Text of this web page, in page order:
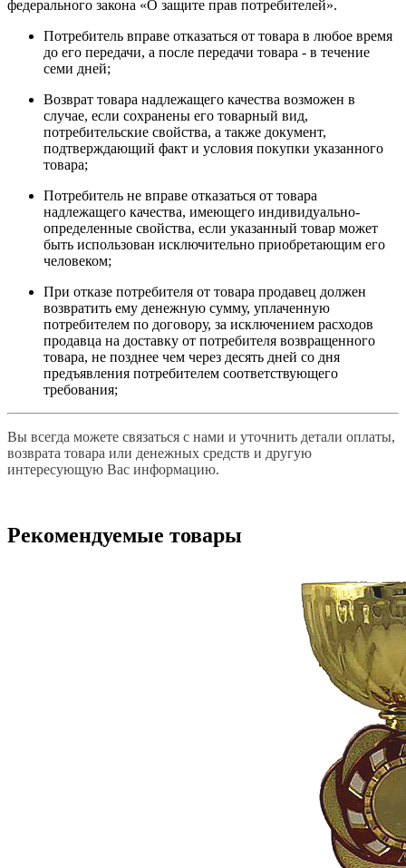
федерального закона «О защите прав потребителей».
Потребитель вправе отказаться от товара в любое время
до его передачи, а после передачи товара - в течение
семи дней;
Возврат товара надлежащего качества возможен в
случае, если сохранены его товарный вид,
потребительские свойства, а также документ,
подтверждающий факт и условия покупки указанного
товара;
Потребитель не вправе отказаться от товара
надлежащего качества, имеющего индивидуально-
определенные свойства, если указанный товар может
быть использован исключительно приобретающим его
человеком;
При отказе потребителя от товара продавец должен
возвратить ему денежную сумму, уплаченную
потребителем по договору, за исключением расходов
продавца на доставку от потребителя возвращенного
товара, не позднее чем через десять дней со дня
предъявления потребителем соответствующего
требования;
Вы всегда можете связаться с нами и уточнить детали оплаты,
возврата товара или денежных средств и другую
интересующую Вас информацию.
Рекомендуемые товары